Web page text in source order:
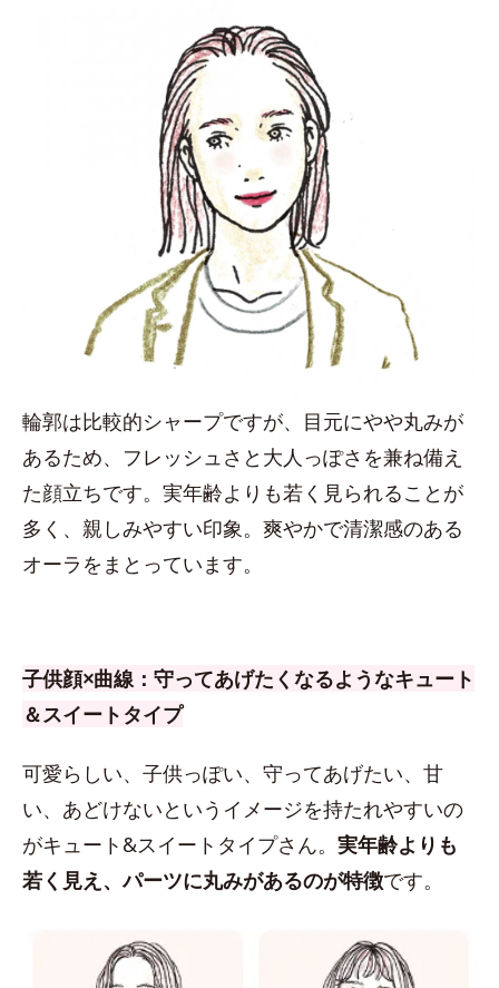
輪郭は比較的シャープですが、目元にやや丸みが
あるため、フレッシュさと大人っぽさを兼ね備え
た顔立ちです。実年齢よりも若く見られることが
多く、親しみやすい印象。爽やかで清潔感のある
オーラをまとっています。
子供顔×曲線：守ってあげたくなるようなキュート
＆スイートタイプ
可愛らしい、子供っぽい、守ってあげたい、甘
い、あどけないというイメージを持たれやすいの
がキュート&スイートタイプさん。 実年齢よりも
若く見え、パーツに丸みがあるのが特徴です。